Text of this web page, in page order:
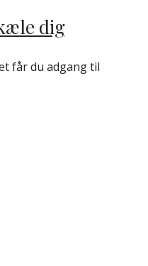
dig
får du adgang til